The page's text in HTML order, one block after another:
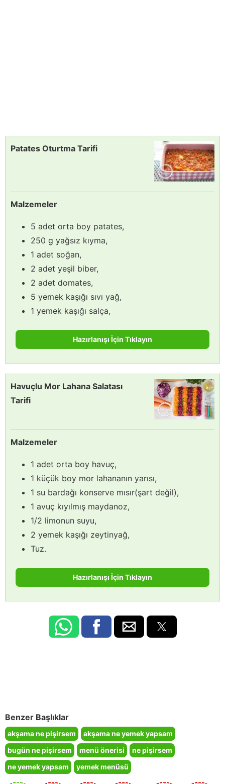
Patates Oturtma Tarifi
Malzemeler
5 adet orta boy patates,
250 g yağsız kıyma,
1 adet soğan,
2 adet yeşil biber,
2 adet domates,
5 yemek kaşığı sıvı yağ,
1 yemek kaşığı salça,
Hazırlanışı İçin Tıklayın
Havuçlu Mor Lahana Salatası
Tarifi
Malzemeler
1 adet orta boy havuç,
1 küçük boy mor lahananın yarısı,
1 su bardağı konserve mısır(şart değil),
1 avuç kıyılmış maydanoz,
1/2 limonun suyu,
2 yemek kaşığı zeytinyağ,
Tuz.
Hazırlanışı İçin Tıklayın
Benzer Başlıklar
akşama ne pişirsem
akşama ne yemek yapsam
bugün ne pişirsem
menü önerisi
ne pişirsem
ne yemek yapsam
yemek menüsü